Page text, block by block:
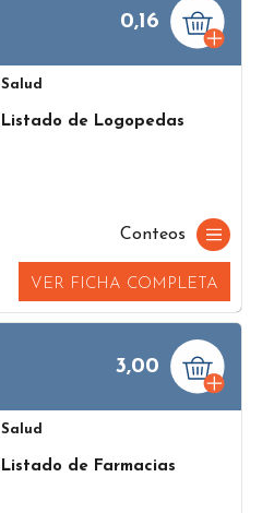
0,16
Salud
Listado de Logopedas
Conteos
VER FICHA COMPLETA
3,00
Salud
Listado de Farmacias